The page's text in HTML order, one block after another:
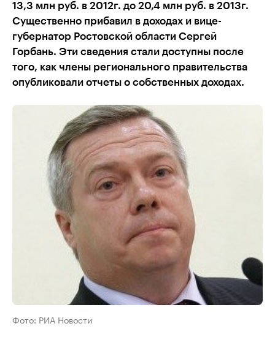
13,3 млн руб. в 2012г. до 20,4 млн руб. в 2013г.
Существенно прибавил в доходах и вице-
губернатор Ростовской области Сергей
Горбань. Эти сведения стали доступны после
того, как члены регионального правительства
опубликовали отчеты о собственных доходах.
Фото: РИА Новости